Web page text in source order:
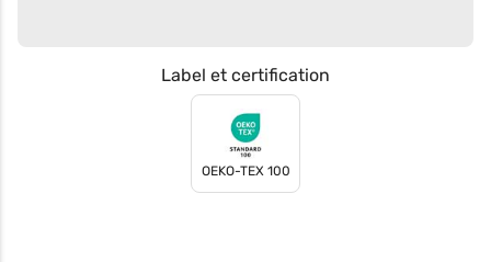
Label et certification
OEKO-TEX 100